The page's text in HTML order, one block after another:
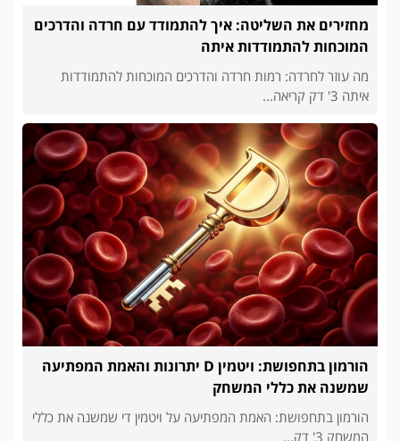
מחזירים את השליטה: איך להתמודד עם חרדה והדרכים
המוכחות להתמודדות איתה
מה עוזר לחרדה: רמות חרדה והדרכים המוכחות להתמודדות
איתה 3' דק קריאה...
הורמון בתחפושת: ויטמין D יתרונות והאמת המפתיעה
שמשנה את כללי המשחק
הורמון בתחפושת: האמת המפתיעה על ויטמין די שמשנה את כללי
המשחק 3' דק...